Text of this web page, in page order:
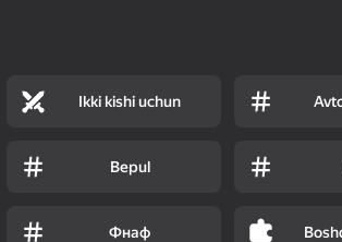
Ikki kishi uchun
Bepul
Фнаф